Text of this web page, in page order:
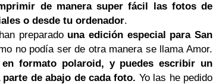
de manera super fácil las fotos de
o desde tu ordenador.
preparado una edición especial para San
no podía ser de otra manera se llama Amor.
formato polaroid, y puedes escribir un
parte de abajo de cada foto. Yo las he pedido